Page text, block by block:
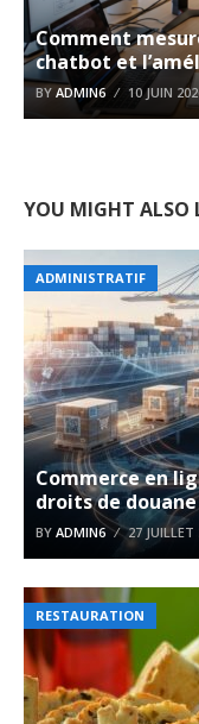
Comment
chatbot et
BY ADMIN6 10 JUIN
YOU MIGHT ALSO
ADMINISTRATIF
Commerce en
droits de douane
BY ADMIN6 27 JUILLET
RESTAURATION